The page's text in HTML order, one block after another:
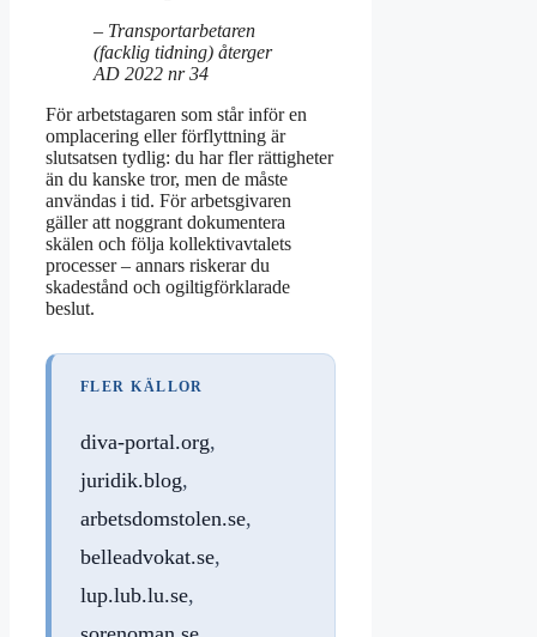
– Transportarbetaren
(facklig tidning) återger
AD 2022 nr 34
För arbetstagaren som står inför en
omplacering eller förflyttning är
slutsatsen tydlig: du har fler rättigheter
än du kanske tror, men de måste
användas i tid. För arbetsgivaren
gäller att noggrant dokumentera
skälen och följa kollektivavtalets
processer – annars riskerar du
skadestånd och ogiltigförklarade
beslut.
FLER KÄLLOR
diva-portal.org,
juridik.blog,
arbetsdomstolen.se,
belleadvokat.se,
lup.lub.lu.se,